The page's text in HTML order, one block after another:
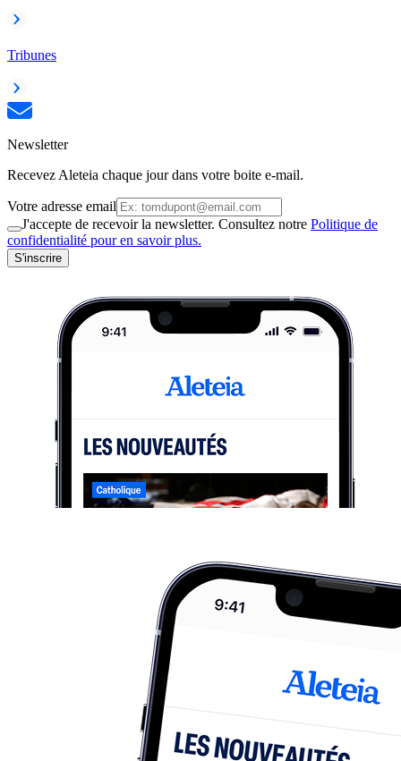
Tribunes
Newsletter
Recevez Aleteia chaque jour dans votre boite e-mail.
Votre adresse email
J'accepte de recevoir la newsletter. Consultez notre Politique de
confidentialité pour en savoir plus.
S'inscrire